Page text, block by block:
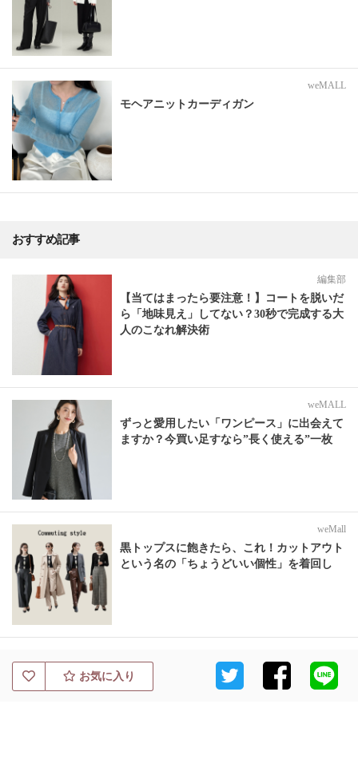
weMALL
モヘアニットカーディガン
おすすめ記事
編集部
【当てはまったら要注意！】コートを脱いだ
ら「地味見え」してない？30秒で完成する大
人のこなれ解決術
weMALL
ずっと愛用したい「ワンピース」に出会えて
ますか？今買い足すなら”長く使える”一枚
weMall
黒トップスに飽きたら、これ！カットアウト
という名の「ちょうどいい個性」を着回し
お気に入り